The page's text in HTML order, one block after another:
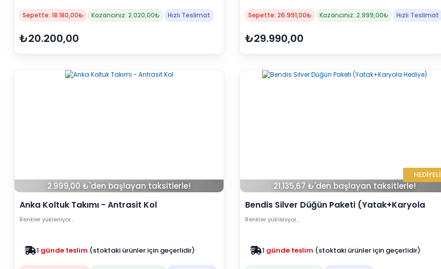
Sepette: 18.180,00₺ Kazancınız: 2.020,00₺ Hızlı Teslimat
₺20.200,00
Sepette: 26.991,00₺ Kazancınız: 2.999,00₺ Hızlı Teslimat
₺29.990,00
2.999,00 ₺'den başlayan taksitlerle!
Anka Koltuk Takımı - Antrasit Kol
Renkler yükleniyor…
Zam yok 2025 fiyatları devam ediyor
HEDİYELİ
21.135,67 ₺'den başlayan taksitlerle!
Bendis Silver Düğün Paketi (Yatak+Karyola
Hediye)
Renkler yükleniyor…
Zam yok 2025 fiyatları devam ediyor